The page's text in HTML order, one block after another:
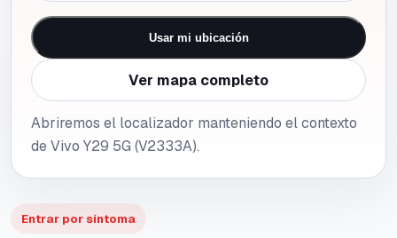
Usar mi ubicación
Ver mapa completo
Abriremos el localizador manteniendo el contexto
de Vivo Y29 5G (V2333A).
Entrar por síntoma